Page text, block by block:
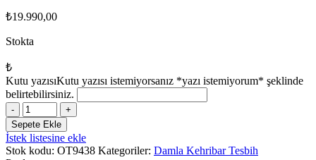
₺19.990,00
Stokta
₺
Kutu yazısıKutu yazısı istemiyorsanız *yazı istemiyorum* şeklinde
belirtebilirsiniz.
Sertifikalı
Gümüş
Püskül
Litvanya
Sepete Ekle
İstek listesine ekle
Stok kodu: OT9438 Kategoriler: Damla Kehribar Tesbih